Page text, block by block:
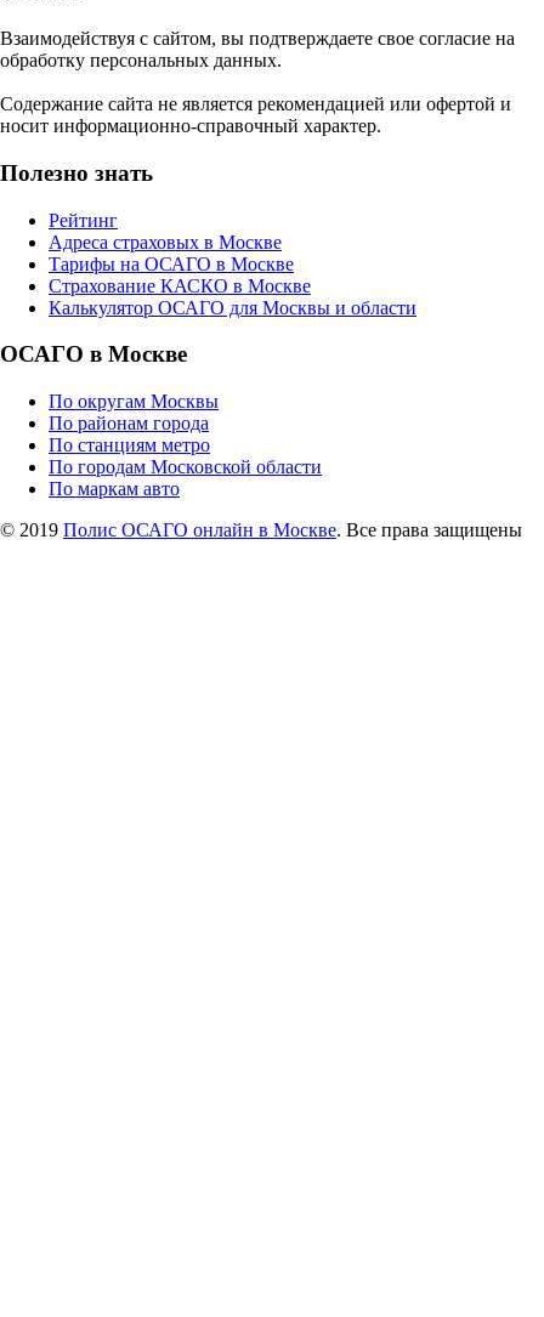
Взаимодействуя с сайтом, вы подтверждаете свое согласие на
обработку персональных данных.
Содержание сайта не является рекомендацией или офертой и
носит информационно-справочный характер.
Полезно знать
Рейтинг
Адреса страховых в Москве
Тарифы на ОСАГО в Москве
Страхование КАСКО в Москве
Калькулятор ОСАГО для Москвы и области
ОСАГО в Москве
По округам Москвы
По районам города
По станциям метро
По городам Московской области
По маркам авто
© 2019 Полис ОСАГО онлайн в Москве. Все права защищены